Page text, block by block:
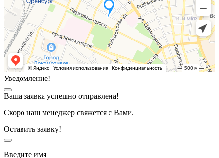
Уведомление!
Ваша заявка успешно отправлена!
Скоро наш менеджер свяжется с Вами.
Оставить заявку!
Введите имя